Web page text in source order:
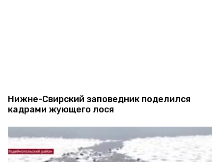
Нижне-Свирский заповедник поделился
кадрами жующего лося